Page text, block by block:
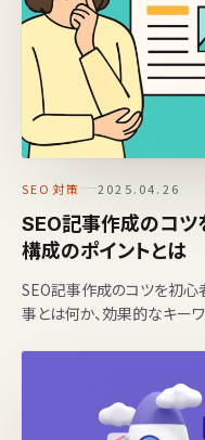
SEO対策 2025.04.26
SEO記事作成のコツ
構成のポイントとは
SEO記事作成のコツを初心
事とは何か、効果的なキー